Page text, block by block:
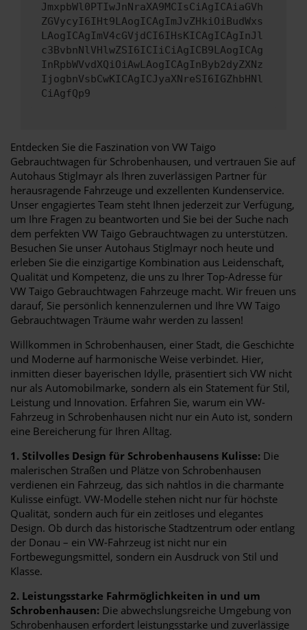
JmxpbWl0PTIwJnNraXA9MCIsCiAgICAiaGVh
ZGVycyI6IHt9LAogICAgImJvZHkiOiBudWxs
LAogICAgImV4cGVjdCI6IHsKICAgICAgInJl
c3BvbnNlVHlwZSI6ICIiCiAgICB9LAogICAg
InRpbWVvdXQiOiAwLAogICAgInByb2dyZXNz
IjogbnVsbCwKICAgICJyaXNreSI6IGZhbHNl
CiAgfQp9
Entdecken Sie die Faszination von VW Taigo
Gebrauchtwagen für Schrobenhausen, und vertrauen Sie auf
Autohaus Stiglmayr als Ihren zuverlässigen Partner für
herausragende Fahrzeuge und exzellenten Kundenservice.
Unser engagiertes Team steht Ihnen jederzeit zur Verfügung,
um Ihre Fragen zu beantworten und Sie bei der Suche nach
dem perfekten VW Taigo Gebrauchtwagen zu unterstützen.
Besuchen Sie unser Autohaus Stiglmayr noch heute und
erleben Sie die einzigartige Kombination aus Leidenschaft,
Qualität und Kompetenz, die uns zu Ihrer Top-Adresse für
VW Taigo Gebrauchtwagen Fahrzeuge macht. Wir freuen uns
darauf, Sie persönlich kennenzulernen und Ihre VW Taigo
Gebrauchtwagen Träume wahr werden zu lassen!
Willkommen in Schrobenhausen, einer Stadt, die Geschichte
und Moderne auf harmonische Weise verbindet. Hier,
inmitten dieser bayerischen Idylle, präsentiert sich VW nicht
nur als Automobilmarke, sondern als ein Statement für Stil,
Leistung und Innovation. Erfahren Sie, warum ein VW-
Fahrzeug in Schrobenhausen nicht nur ein Auto ist, sondern
eine Bereicherung für Ihren Alltag.
1. Stilvolles Design für Schrobenhausens Kulisse: Die
malerischen Straßen und Plätze von Schrobenhausen
verdienen ein Fahrzeug, das sich nahtlos in die charmante
Kulisse einfügt. VW-Modelle stehen nicht nur für höchste
Qualität, sondern auch für ein zeitloses und elegantes
Design. Ob durch das historische Stadtzentrum oder entlang
der Donau – ein VW-Fahrzeug ist nicht nur ein
Fortbewegungsmittel, sondern ein Ausdruck von Stil und
Klasse.
2. Leistungsstarke Fahrmöglichkeiten in und um
Schrobenhausen: Die abwechslungsreiche Umgebung von
Schrobenhausen erfordert leistungsstarke und zuverlässige